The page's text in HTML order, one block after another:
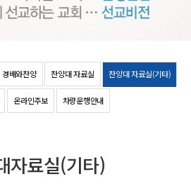
경배와찬양 찬양대 자료실 찬양대 자료실(기타)
온라인주보 차량운행안내
자료실(기타)